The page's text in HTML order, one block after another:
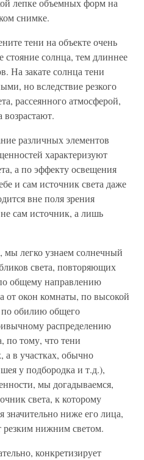
лепке объемных форм на
снимке.
тени на объекте очень
солнца, тем длиннее
На закате солнца тени
но вследствие резкого
рассеянного атмосферой,
различных элементов
характеризуют
а по эффекту освещения
и сам источник света даже
вне поля зрения
сам источник, а лишь
мы легко узнаем солнечный
света, повторяющих
общему направлению
от окон комнаты, по высокой
по обилию общего
распределению
по тому, что тени
а в участках, обычно
у подбородка и т.д.),
мы догадываемся,
света, к которому
значительно ниже его лица,
резким нижним светом.
конкретизирует